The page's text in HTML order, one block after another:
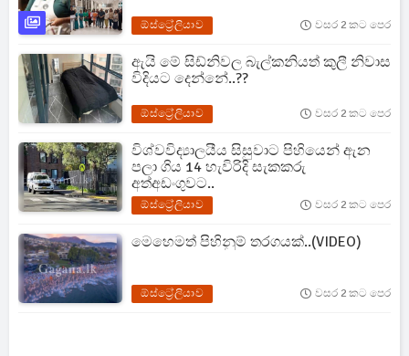
ඕස්ට්‍රේලියාව වසර 2 කට පෙර
ඇයි මේ සිඩ්නිවල බැල්කනියත් කුලී නිවාස
විදියට දෙන්නේ..??
ඕස්ට්‍රේලියාව වසර 2 කට පෙර
විශ්වවිද්‍යාලයීය සිසුවාට පිහියෙන් ඇන
පලා ගිය 14 හැවිරිදි සැකකරු
අත්අඩංගුවට..
ඕස්ට්‍රේලියාව වසර 2 කට පෙර
මෙහෙමත් පිහිනුම් තරගයක්..(VIDEO)
ඕස්ට්‍රේලියාව වසර 2 කට පෙර